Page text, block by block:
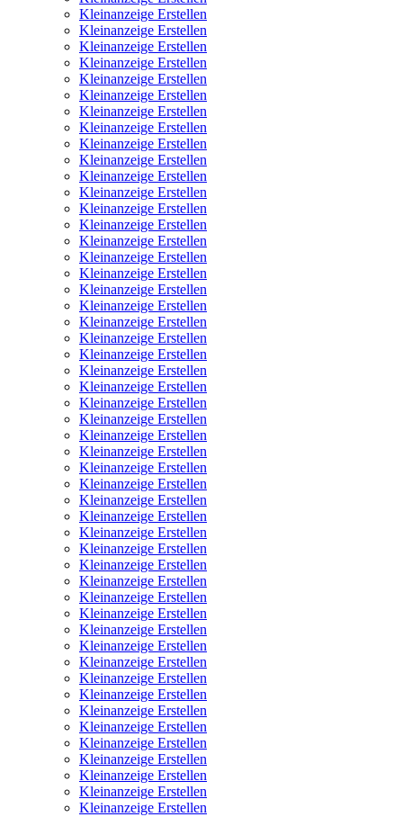
Kleinanzeige Erstellen
Kleinanzeige Erstellen
Kleinanzeige Erstellen
Kleinanzeige Erstellen
Kleinanzeige Erstellen
Kleinanzeige Erstellen
Kleinanzeige Erstellen
Kleinanzeige Erstellen
Kleinanzeige Erstellen
Kleinanzeige Erstellen
Kleinanzeige Erstellen
Kleinanzeige Erstellen
Kleinanzeige Erstellen
Kleinanzeige Erstellen
Kleinanzeige Erstellen
Kleinanzeige Erstellen
Kleinanzeige Erstellen
Kleinanzeige Erstellen
Kleinanzeige Erstellen
Kleinanzeige Erstellen
Kleinanzeige Erstellen
Kleinanzeige Erstellen
Kleinanzeige Erstellen
Kleinanzeige Erstellen
Kleinanzeige Erstellen
Kleinanzeige Erstellen
Kleinanzeige Erstellen
Kleinanzeige Erstellen
Kleinanzeige Erstellen
Kleinanzeige Erstellen
Kleinanzeige Erstellen
Kleinanzeige Erstellen
Kleinanzeige Erstellen
Kleinanzeige Erstellen
Kleinanzeige Erstellen
Kleinanzeige Erstellen
Kleinanzeige Erstellen
Kleinanzeige Erstellen
Kleinanzeige Erstellen
Kleinanzeige Erstellen
Kleinanzeige Erstellen
Kleinanzeige Erstellen
Kleinanzeige Erstellen
Kleinanzeige Erstellen
Kleinanzeige Erstellen
Kleinanzeige Erstellen
Kleinanzeige Erstellen
Kleinanzeige Erstellen
Kleinanzeige Erstellen
Kleinanzeige Erstellen